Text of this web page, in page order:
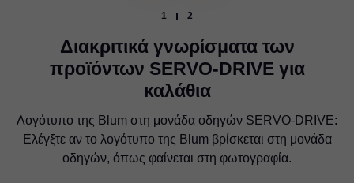
1 2
Διακριτικά γνωρίσματα των
προϊόντων SERVO-DRIVE για
καλάθια
Λογότυπο της Blum στη μονάδα οδηγών SERVO-DRIVE:
Ελέγξτε αν το λογότυπο της Blum βρίσκεται στη μονάδα
οδηγών, όπως φαίνεται στη φωτογραφία.
Άλλες ανάγλυφες σφραγίδες και το σχήμα της μονάδας
οδηγών είναι καλές ενδείξεις για το κατά πόσον πρόκειται
για γνήσιο προϊόν Blum.